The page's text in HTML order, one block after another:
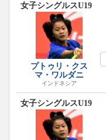
女子シングルスU19
プトゥリ・クス
マ・ワルダニ
インドネシア
女子シングルスU19